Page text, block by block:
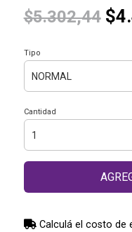
$5.302,44
Tipo
Cantidad
Calculá el costo de